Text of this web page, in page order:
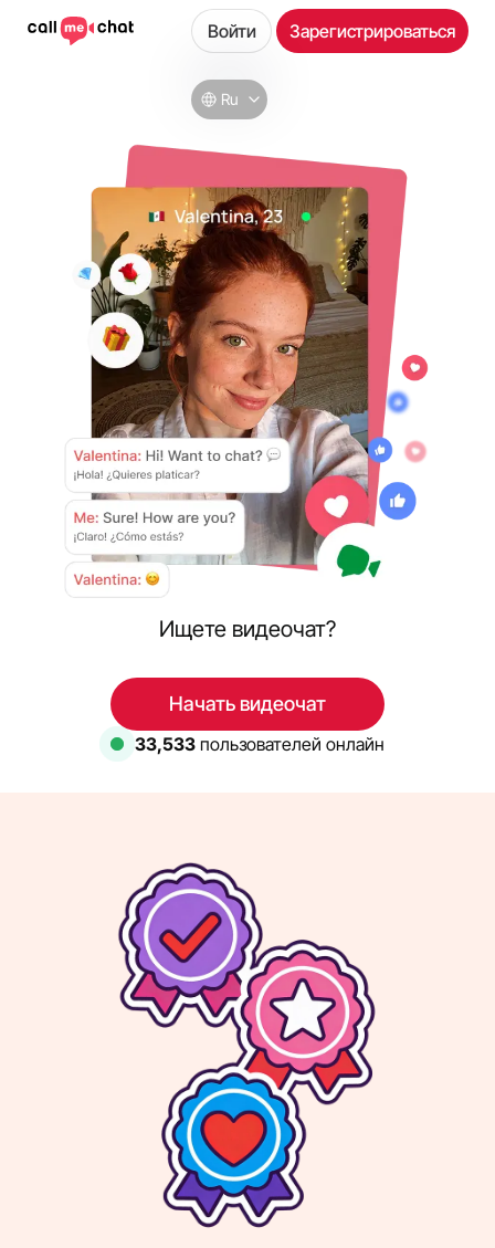
Ru
Войти Зарегистрироваться
Ищете видеочат?
Начать видеочат
33,533 пользователей онлайн